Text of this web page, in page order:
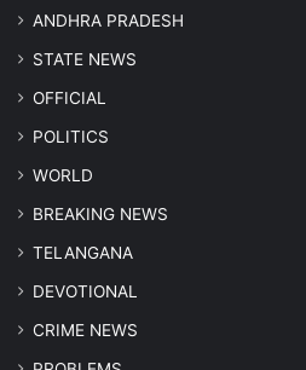
ANDHRA PRADESH
STATE NEWS
OFFICIAL
POLITICS
WORLD
BREAKING NEWS
TELANGANA
DEVOTIONAL
CRIME NEWS